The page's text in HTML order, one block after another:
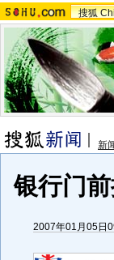
搜狐
新
银行门
2007年01月05日